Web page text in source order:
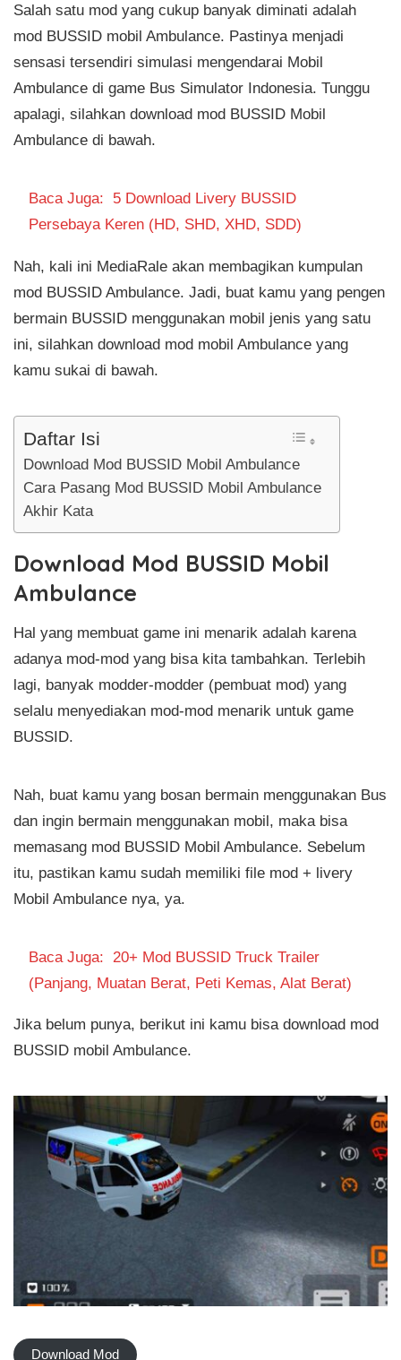
Salah satu mod yang cukup banyak diminati adalah
mod BUSSID mobil Ambulance. Pastinya menjadi
sensasi tersendiri simulasi mengendarai Mobil
Ambulance di game Bus Simulator Indonesia. Tunggu
apalagi, silahkan download mod BUSSID Mobil
Ambulance di bawah.
Baca Juga: 5 Download Livery BUSSID
Persebaya Keren (HD, SHD, XHD, SDD)
Nah, kali ini MediaRale akan membagikan kumpulan
mod BUSSID Ambulance. Jadi, buat kamu yang pengen
bermain BUSSID menggunakan mobil jenis yang satu
ini, silahkan download mod mobil Ambulance yang
kamu sukai di bawah.
Daftar Isi
Download Mod BUSSID Mobil Ambulance
Cara Pasang Mod BUSSID Mobil Ambulance
Akhir Kata
Download Mod BUSSID Mobil
Ambulance
Hal yang membuat game ini menarik adalah karena
adanya mod-mod yang bisa kita tambahkan. Terlebih
lagi, banyak modder-modder (pembuat mod) yang
selalu menyediakan mod-mod menarik untuk game
BUSSID.
Nah, buat kamu yang bosan bermain menggunakan Bus
dan ingin bermain menggunakan mobil, maka bisa
memasang mod BUSSID Mobil Ambulance. Sebelum
itu, pastikan kamu sudah memiliki file mod + livery
Mobil Ambulance nya, ya.
Baca Juga: 20+ Mod BUSSID Truck Trailer
(Panjang, Muatan Berat, Peti Kemas, Alat Berat)
Jika belum punya, berikut ini kamu bisa download mod
BUSSID mobil Ambulance.
Download Mod